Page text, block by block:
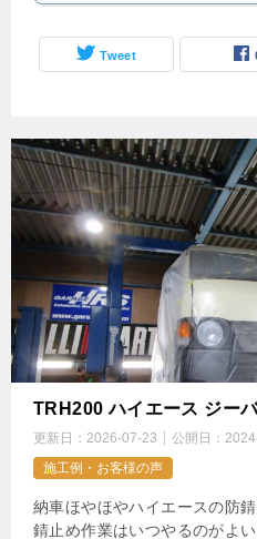
Tweet
TRH200 ハイエース ジー
更新日： 2026-07-23 公開日：
施工例・お客様の声
納車ほやほやハイエースの防
錆止め作業はいつやるのがよ